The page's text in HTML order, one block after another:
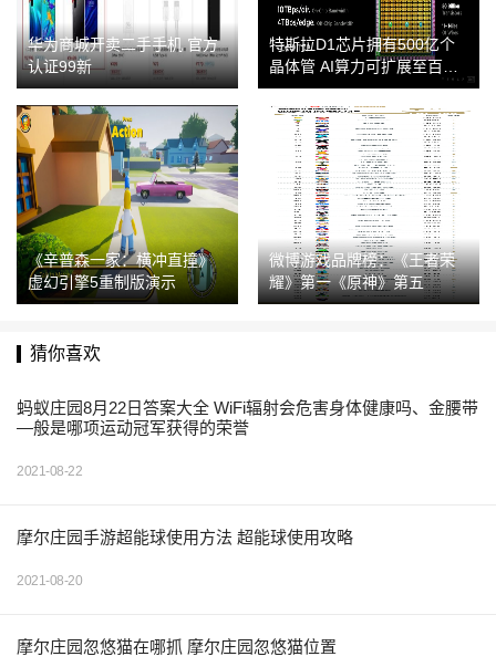
华为商城开卖二手手机 官方
认证99新
特斯拉D1芯片拥有500亿个
晶体管 AI算力可扩展至百亿
亿级别
《辛普森一家：横冲直撞》
虚幻引擎5重制版演示
微博游戏品牌榜：《王者荣
耀》第一《原神》第五
猜你喜欢
蚂蚁庄园8月22日答案大全 WiFi辐射会危害身体健康吗、金腰带
—般是哪项运动冠军获得的荣誉
2021-08-22
摩尔庄园手游超能球使用方法 超能球使用攻略
2021-08-20
摩尔庄园忽悠猫在哪抓 摩尔庄园忽悠猫位置